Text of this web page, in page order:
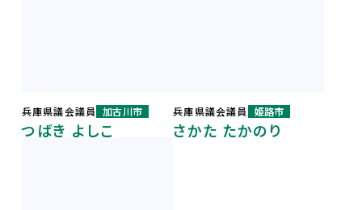
兵庫県議会議員 加古川市
つばき よしこ
兵庫県議会議員 姫路市
さかた たかのり